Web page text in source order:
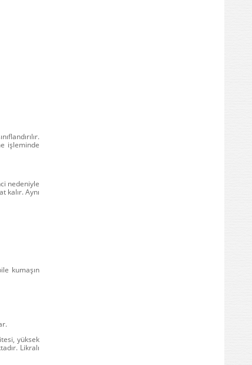
işleminde
nedeniyle
kalır. Aynı
kumaşın
yüksek
Likralı